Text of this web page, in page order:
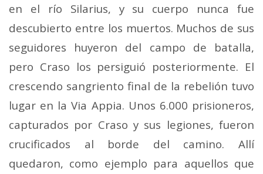
en el río Silarius, y su cuerpo nunca fue
descubierto entre los muertos. Muchos de sus
seguidores huyeron del campo de batalla,
pero Craso los persiguió posteriormente. El
crescendo sangriento final de la rebelión tuvo
lugar en la Via Appia. Unos 6.000 prisioneros,
capturados por Craso y sus legiones, fueron
crucificados al borde del camino. Allí
quedaron, como ejemplo para aquellos que